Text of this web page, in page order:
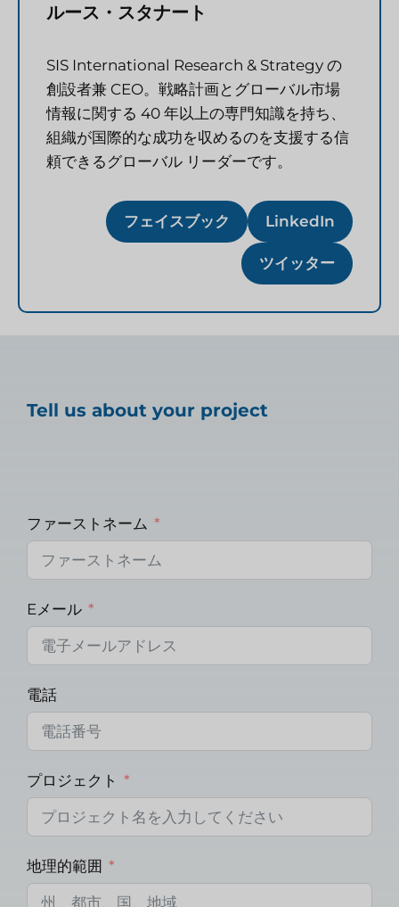
ルース・スタナート
SIS International Research & Strategy の
創設者兼 CEO。戦略計画とグローバル市場
情報に関する 40 年以上の専門知識を持ち、
組織が国際的な成功を収めるのを支援する信
頼できるグローバル リーダーです。
フェイスブック LinkedIn
ツイッター
Tell us about your project
ファーストネーム
Eメール
電話
プロジェクト
地理的範囲